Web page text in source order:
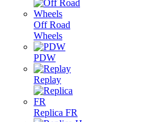
Off Road
Wheels
PDW
Replay
Replica FR